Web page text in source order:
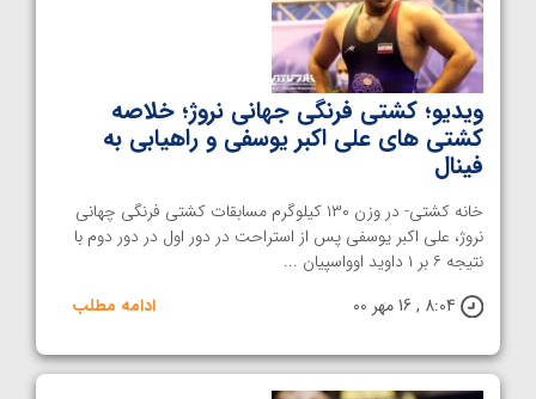
ویدیو؛ کشتی فرنگی جهانی نروژ؛ خلاصه
کشتی های علی اکبر یوسفی و راهیابی به
فینال
خانه کشتی- در وزن ۱۳۰ کیلوگرم مسابقات کشتی فرنگی چهانی
نروژ، علی اکبر یوسفی پس از استراحت در دور اول در دور دوم با
نتیجه ۶ بر ۱ داوید اوواسپیان ...
8:04 , 16 مهر 00
ادامه مطلب